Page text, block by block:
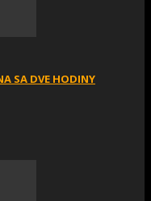
SA DVE HODINY